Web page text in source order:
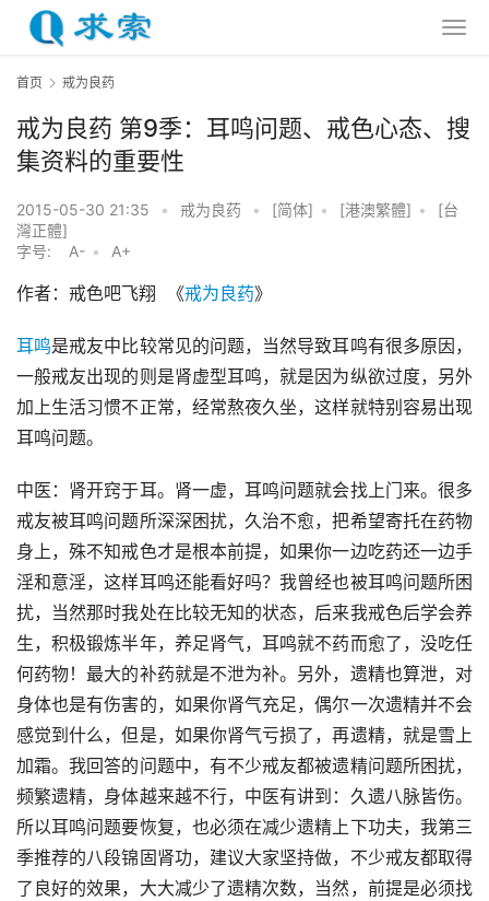
首页 戒为良药
戒为良药 第9季：耳鸣问题、戒色心态、搜
集资料的重要性
2015-05-30 21:35 • 戒为良药 • [简体] • [港澳繁體] •
[台
灣正體]
字号:
A- • A+
作者：戒色吧飞翔  《戒为良药》
耳鸣是戒友中比较常见的问题，当然导致耳鸣有很多原因，
一般戒友出现的则是肾虚型耳鸣，就是因为纵欲过度，另外
加上生活习惯不正常，经常熬夜久坐，这样就特别容易出现
耳鸣问题。
中医：肾开窍于耳。肾一虚，耳鸣问题就会找上门来。很多
戒友被耳鸣问题所深深困扰，久治不愈，把希望寄托在药物
身上，殊不知戒色才是根本前提，如果你一边吃药还一边手
淫和意淫，这样耳鸣还能看好吗？我曾经也被耳鸣问题所困
扰，当然那时我处在比较无知的状态，后来我戒色后学会养
生，积极锻炼半年，养足肾气，耳鸣就不药而愈了，没吃任
何药物！最大的补药就是不泄为补。另外，遗精也算泄，对
身体也是有伤害的，如果你肾气充足，偶尔一次遗精并不会
感觉到什么，但是，如果你肾气亏损了，再遗精，就是雪上
加霜。我回答的问题中，有不少戒友都被遗精问题所困扰，
频繁遗精，身体越来越不行，中医有讲到：久遗八脉皆伤。
所以耳鸣问题要恢复，也必须在减少遗精上下功夫，我第三
季推荐的八段锦固肾功，建议大家坚持做，不少戒友都取得
了良好的效果，大大减少了遗精次数，当然，前提是必须找